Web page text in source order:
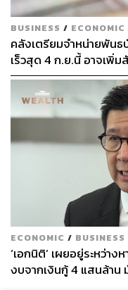
BUSINESS / ECONOMIC
คลังเตรียมจำหน่ายพันธ
เร็วสุด 4 ก.ย.นี้ อาจเพิ่
First มากขึ้น
ECONOMIC / BUSINESS
‘เอกนิติ’ เผยอยู่ระหว่าง
งบจากเงินกู้ 4 แสนล้าน